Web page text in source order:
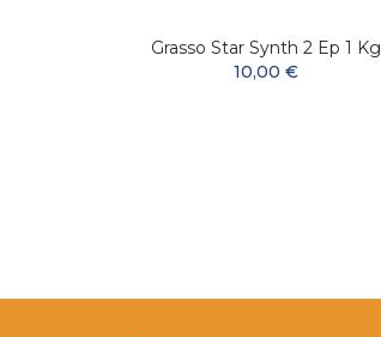
Grasso Star Synth 2 Ep 1 Kg
10,00 €